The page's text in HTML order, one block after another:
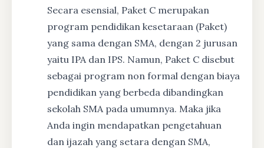
Secara esensial, Paket C merupakan
program pendidikan kesetaraan (Paket)
yang sama dengan SMA, dengan 2 jurusan
yaitu IPA dan IPS. Namun, Paket C disebut
sebagai program non formal dengan biaya
pendidikan yang berbeda dibandingkan
sekolah SMA pada umumnya. Maka jika
Anda ingin mendapatkan pengetahuan
dan ijazah yang setara dengan SMA,